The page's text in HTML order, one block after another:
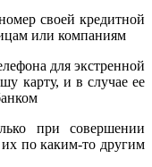
своей кредитной
или компаниям
для экстренной
карту, и в случае ее
при совершении
по каким-то другим